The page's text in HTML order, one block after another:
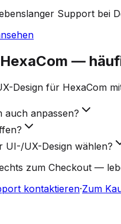
Support bei
—
Design für HexaCom
auch anpassen?
UI-/UX-Design wählen?
zum Checkout —
kontaktieren·Zum